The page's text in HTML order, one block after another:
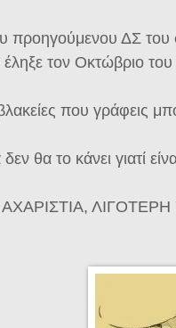
προηγούμενου ΔΣ
έληξε τον Οκτώβριο
που γράφεις
το κάνει γιατί